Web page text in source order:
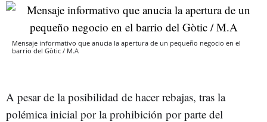
Mensaje informativo que anucia la apertura de un pequeño negocio en el
barrio del Gòtic / M.A
A pesar de la posibilidad de hacer rebajas, tras la
polémica inicial por la prohibición por parte del